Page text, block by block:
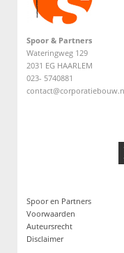
Spoor & Partners
Wateringweg 129
2031 EG HAARLEM
023- 5740881
Spoor en Partners
Voorwaarden
Auteursrecht
Disclaimer